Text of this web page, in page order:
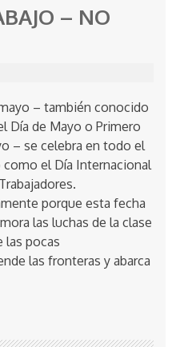
– NO
mayo – también conocido
Día de Mayo o Primero
– se celebra en todo el
como el Día Internacional
porque esta fecha
las luchas de la clase
las pocas
las fronteras y abarca